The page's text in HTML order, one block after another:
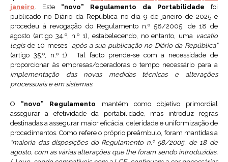
janeiro. Este “novo” Regulamento da Portabilidade foi
publicado no Diário da República no dia 9 de janeiro de 2025 e
procedeu à revogação do Regulamento n.º 58/2005, de 18 de
agosto (artigo 34.º, n.º 1), estabelecendo, no entanto, uma vacatio
legisde 10 meses “após a sua publicação no Diário da República”
(artigo 35.º, n.º 1). Tal facto prende-se com a necessidade de
proporcionar às empresas/operadoras o tempo necessário para a
implementação das novas medidas técnicas e alterações
processuais e em sistemas.
O “novo” Regulamento mantém como objetivo primordial
assegurar a efetividade da portabilidade, mas introduz regras
destinadas a assegurar maior eficácia, celeridade e uniformização de
procedimentos. Como refere o próprio preâmbulo, foram mantidas a
“maioria das disposições do Regulamento n.º 58/2005, de 18 de
agosto, com as várias alterações que lhe foram sendo introduzidas,